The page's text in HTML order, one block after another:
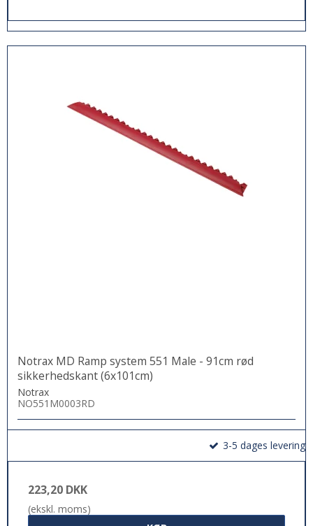
Notrax MD Ramp system 551 Male - 91cm rød
sikkerhedskant (6x101cm)
Notrax
NO551M0003RD
3-5 dages levering
223,20 DKK
(ekskl. moms)